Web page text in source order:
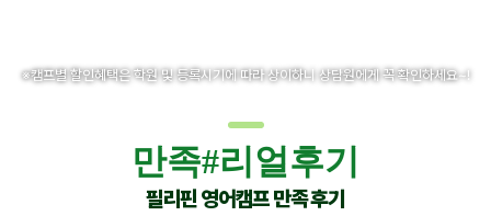
※캠프별 할인혜택은 학원 및 등록시기에 따라 상이하니 상담원에게 꼭 확인하세요~!
만족#리얼후기
필리핀 영어캠프 만족 후기